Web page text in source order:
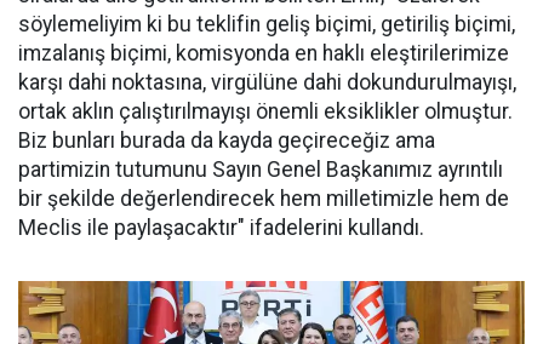
söylemeliyim ki bu teklifin geliş biçimi, getiriliş biçimi,
imzalanış biçimi, komisyonda en haklı eleştirilerimize
karşı dahi noktasına, virgülüne dahi dokundurulmayışı,
ortak aklın çalıştırılmayışı önemli eksiklikler olmuştur.
Biz bunları burada da kayda geçireceğiz ama
partimizin tutumunu Sayın Genel Başkanımız ayrıntılı
bir şekilde değerlendirecek hem milletimizle hem de
Meclis ile paylaşacaktır" ifadelerini kullandı.